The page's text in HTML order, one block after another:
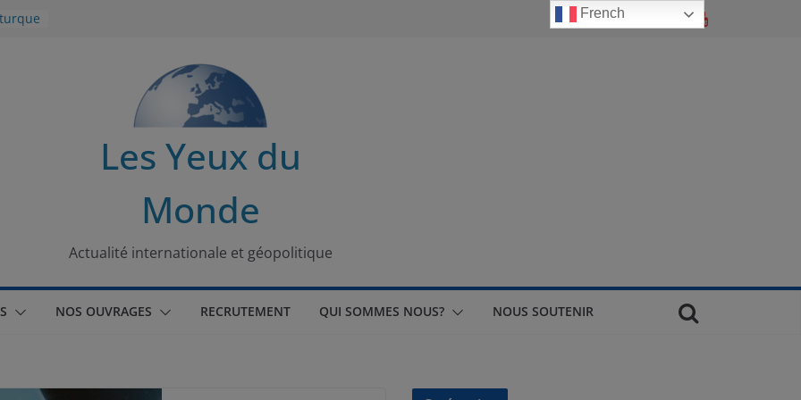
Les Yeux du
Monde
Actualité internationale et géopolitique
NOS OUVRAGES RECRUTEMENT QUI SOMMES NOUS? NOUS SOUTENIR
French